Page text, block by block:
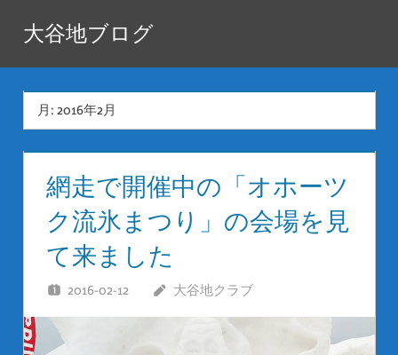
テ
大谷地ブログ
月: 2016年2月
網走で開催中の「オホーツ
ク流氷まつり」の会場を見
て来ました
2016-02-12 大谷地クラブ